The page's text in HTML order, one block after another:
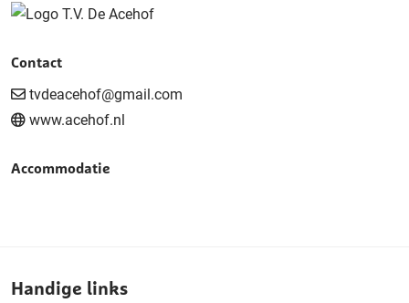
Contact
tvdeacehof@gmail.com
www.acehof.nl
Accommodatie
Handige links